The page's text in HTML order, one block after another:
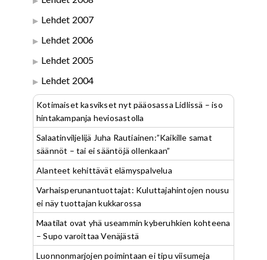
Lehdet 2007
Lehdet 2006
Lehdet 2005
Lehdet 2004
Kotimaiset kasvikset nyt pääosassa Lidlissä – iso
hintakampanja heviosastolla
Salaatinviljelijä Juha Rautiainen:”Kaikille samat
säännöt – tai ei sääntöjä ollenkaan”
Alanteet kehittävät elämyspalvelua
Varhaisperunantuottajat: Kuluttajahintojen nousu
ei näy tuottajan kukkarossa
Maatilat ovat yhä useammin kyberuhkien kohteena
– Supo varoittaa Venäjästä
Luonnonmarjojen poimintaan ei tipu viisumeja